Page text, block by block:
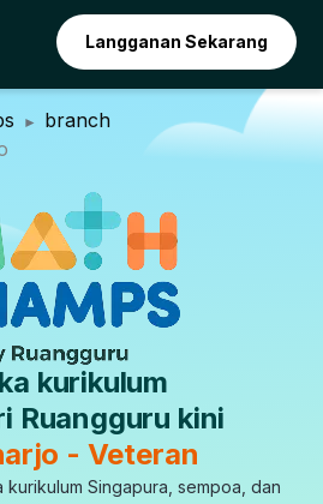
Langganan Sekarang
branch
kurikulum
Ruangguru kini
- Veteran
kurikulum Singapura, sempoa, dan